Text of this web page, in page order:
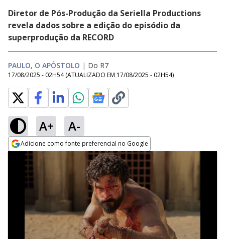
Diretor de Pós-Produção da Seriella Productions
revela dados sobre a edição do episódio da
superprodução da RECORD
PAULO, O APÓSTOLO | Do R7
17/08/2025 - 02H54 (ATUALIZADO EM 17/08/2025 - 02H54)
A+ A-
Adicione como fonte preferencial no Google
Opens in new window